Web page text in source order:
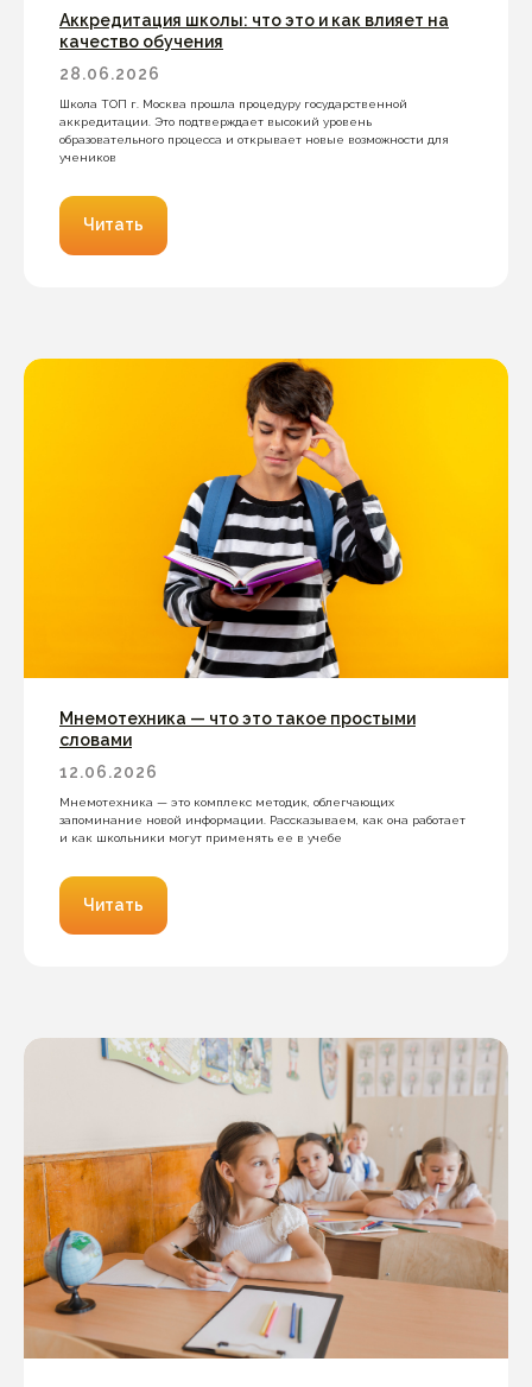
Аккредитация школы: что это и как влияет на
качество обучения
28.06.2026
Школа ТОП г. Москва прошла процедуру государственной
аккредитации. Это подтверждает высокий уровень
образовательного процесса и открывает новые возможности для
учеников
Читать
Мнемотехника — что это такое простыми
словами
12.06.2026
Мнемотехника — это комплекс методик, облегчающих
запоминание новой информации. Рассказываем, как она работает
и как школьники могут применять ее в учебе
Читать